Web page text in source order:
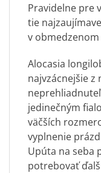
Pravidelne pre
tie
v
Alocasia
najvzácnejšie z
jedinečným
väčších
vyplnenie
Upúta na seba
potrebovať